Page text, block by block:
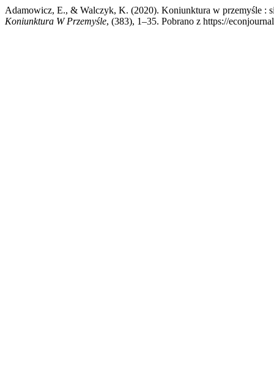
Adamowicz, E., & Walczyk, K. (2020). Koniunktura w przemyśle :
Koniunktura W Przemyśle, (383), 1–35. Pobrano z https://